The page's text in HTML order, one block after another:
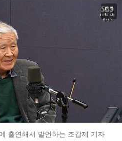
출연해서 발언하는 조갑제 기자